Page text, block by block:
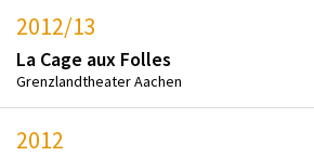
2012/13
La Cage aux Folles
Grenzlandtheater Aachen
2012